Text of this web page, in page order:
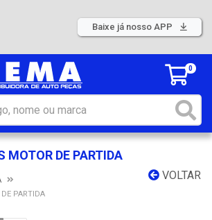
Baixe já nosso APP
0
MOTOR DE PARTIDA
VOLTAR
PARTIDA